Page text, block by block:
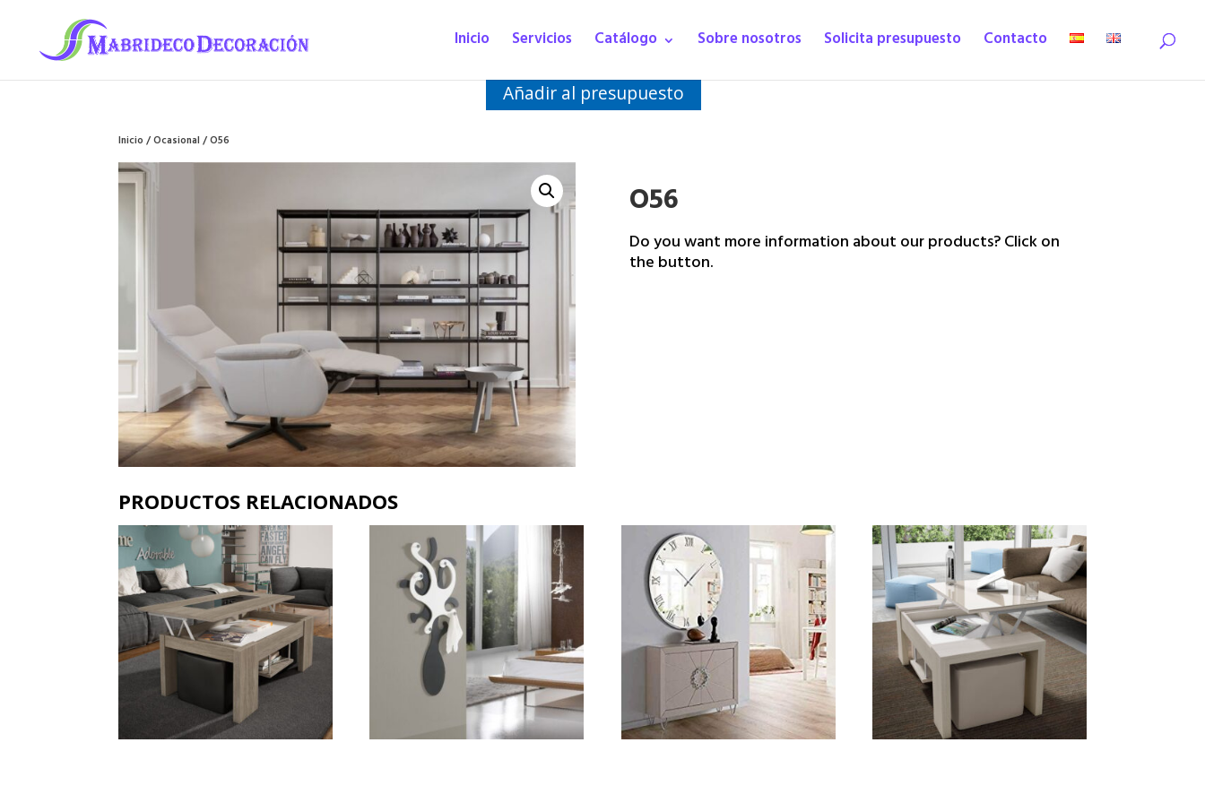
Inicio Servicios Catálogo Sobre nosotros Solicita presupuesto Contacto
Añadir al presupuesto
Inicio/Ocasional/ O56
O56
Do you want more information about our products? Click on
the button.
PRODUCTOS RELACIONADOS